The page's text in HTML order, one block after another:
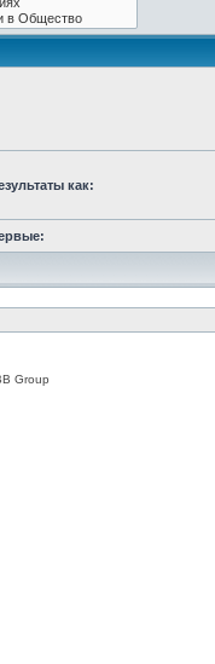
как:
Group